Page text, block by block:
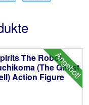
Angebot!
The Robot
(The Ghost
Action Figure